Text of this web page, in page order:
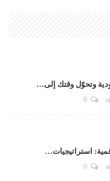
وتحوّل وقتك إلى…
استراتيجيات…